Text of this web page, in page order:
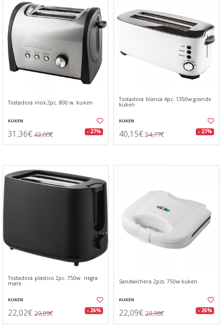
Tostadora inox.2pc. 800 w. kuken
KUKEN
31,36€ 43,00€ - 27%
Tostadora blanca 4pc. 1350w.grande
kuken
KUKEN
40,15€ 54,77€ - 27%
Tostadora plastico 2pc. 750w. negra
mate
KUKEN
22,02€ 29,89€ - 26%
Sandwichera 2pcs. 750w kuken
KUKEN
22,09€ 29,98€ - 26%